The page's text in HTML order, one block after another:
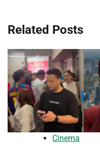
Post
Related Posts
Cinema